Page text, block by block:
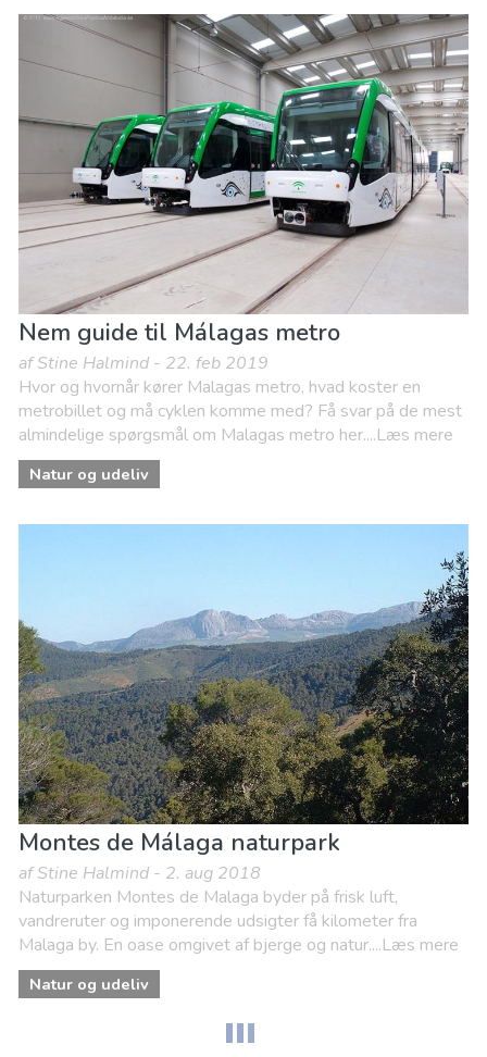
Nem guide til Málagas metro
af Stine Halmind - 22. feb 2019
Hvor og hvornår kører Malagas metro, hvad koster en
metrobillet og må cyklen komme med? Få svar på de mest
almindelige spørgsmål om Malagas metro her....Læs mere
Natur og udeliv
Montes de Málaga naturpark
af Stine Halmind - 2. aug 2018
Naturparken Montes de Malaga byder på frisk luft,
vandreruter og imponerende udsigter få kilometer fra
Malaga by. En oase omgivet af bjerge og natur....Læs mere
Natur og udeliv